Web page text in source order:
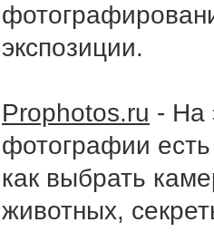
экспозиции.
Prophotos.ru - На
фотографии
как выбрать
животных,